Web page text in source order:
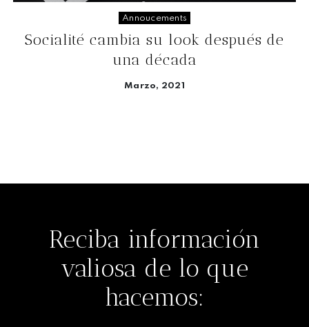
Annoucements
Socialité cambia su look después de
una década
Marzo, 2021
Reciba información
valiosa de lo que
hacemos: